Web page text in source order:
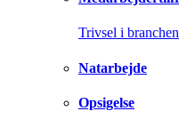
Trivsel i branchen
Natarbejde
Opsigelse